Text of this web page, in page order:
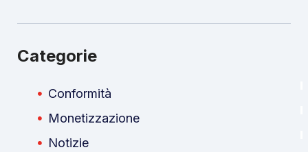
Categorie
Conformità
Monetizzazione
Notizie